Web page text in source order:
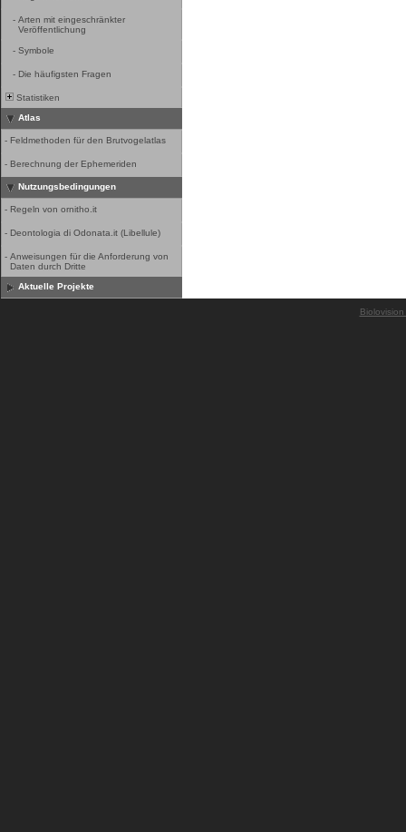
- Arten mit eingeschränkter
Veröffentlichung
- Symbole
- Die häufigsten Fragen
Statistiken
Atlas
- Feldmethoden für den Brutvogelatlas
- Berechnung der Ephemeriden
Nutzungsbedingungen
- Regeln von ornitho.it
- Deontologia di Odonata.it (Libellule)
- Anweisungen für die Anforderung von
Daten durch Dritte
Aktuelle Projekte
Biolovision